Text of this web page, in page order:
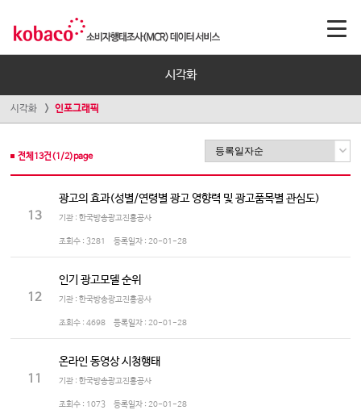
시각화
시각화 인포그래픽
전체 13건(1 /2)page
13
광고의 효과(성별/연령별 광고 영향력 및 광고품목별 관심도)
기관 : 한국방송광고진흥공사
조회수 : 3281 등록일자 : 20-01-28
12
인기 광고모델 순위
기관 : 한국방송광고진흥공사
조회수 : 4698 등록일자 : 20-01-28
11
온라인 동영상 시청행태
기관 : 한국방송광고진흥공사
조회수 : 1073 등록일자 : 20-01-28